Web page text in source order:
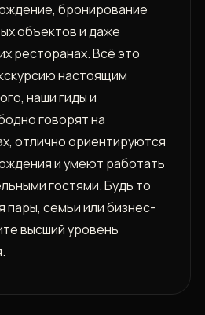
бронирование
объектов и даже
ресторанах. Всё это
настоящим
наши гиды и
говорят на
отлично ориентируются
и умеют работать
гостями. Будь то
пары, семьи или бизнес-
высший уровень